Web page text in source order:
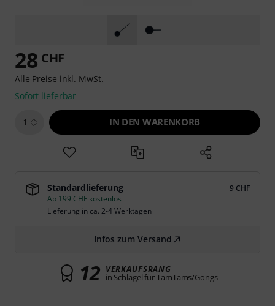
28 CHF
Alle Preise inkl. MwSt.
Sofort lieferbar
1 IN DEN WARENKORB
Standardlieferung
9 CHF
Ab 199 CHF kostenlos
Lieferung in ca. 2-4 Werktagen
Infos zum Versand
12 VERKAUFSRANG
in Schlägel für TamTams/Gongs